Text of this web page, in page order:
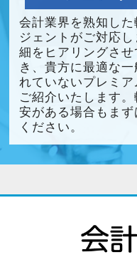
会計業界を熟知した
ジェントがご対応
細をヒアリングさ
き、貴方に最適な一
れていないプレミア
ご紹介いたします。
安がある場合もまず
ください。